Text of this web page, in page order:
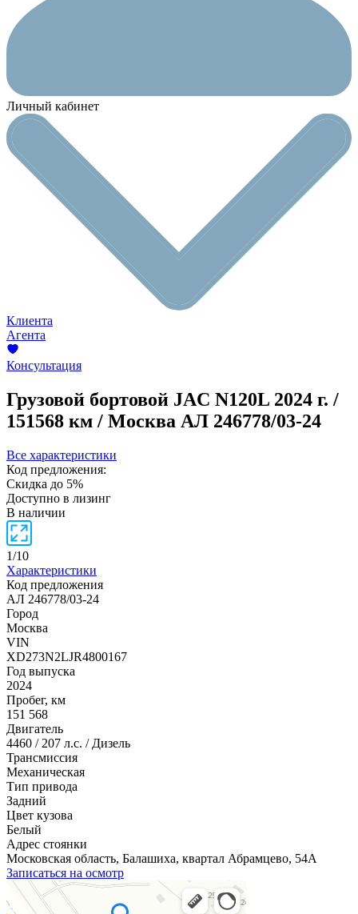
Личный кабинет
Клиента
Агента
Консультация
Грузовой бортовой JAC N120L 2024 г. /
151568 км / Москва АЛ 246778/03-24
Все характеристики
Код предложения:
Скидка до 5%
Доступно в лизинг
В наличии
1/10
Характеристики
Код предложения
АЛ 246778/03-24
Город
Москва
VIN
XD273N2LJR4800167
Год выпуска
2024
Пробег, км
151 568
Двигатель
4460 / 207 л.с. / Дизель
Трансмиссия
Механическая
Тип привода
Задний
Цвет кузова
Белый
Адрес стоянки
Московская область, Балашиха, квартал Абрамцево, 54А
Записаться на осмотр